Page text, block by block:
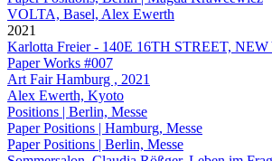
VOLTA, Basel, Alex Ewerth
2021
Karlotta Freier - 140E 16TH STREET,
Paper Works #007
Art Fair Hamburg , 2021
Alex Ewerth, Kyoto
Positions | Berlin, Messe
Paper Positions | Hamburg, Messe
Paper Positions | Berlin, Messe